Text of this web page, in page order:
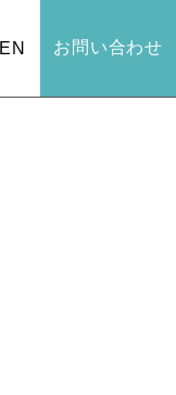
EN お問い合わせ